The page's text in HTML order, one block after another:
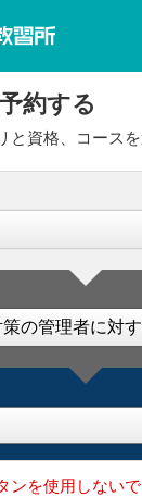
約する
と資格、コースを
ンを使用しないで